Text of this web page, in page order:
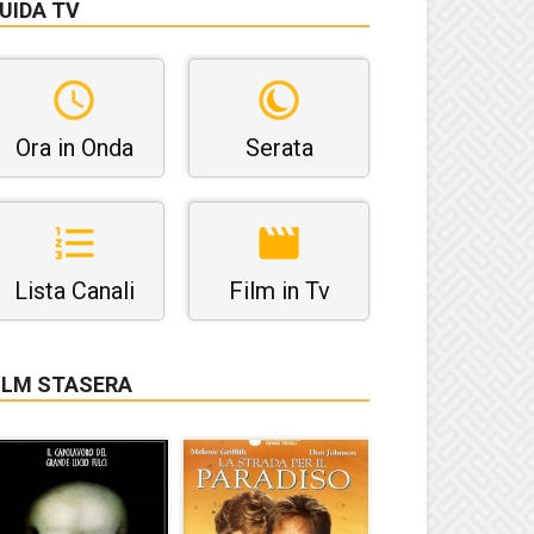
TV
Ora in Onda Serata
Lista Canali Film in Tv
STASERA